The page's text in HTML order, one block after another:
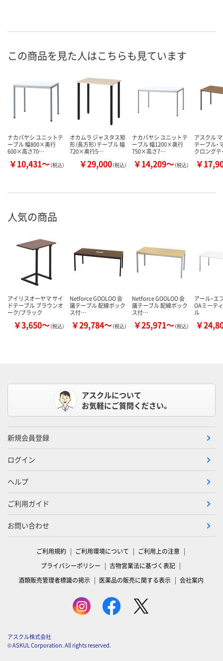
この商品を見た人はこちらも見ています
ナカバヤシ ユニットテ
ーブル 幅800×奥行
600×高さ70…
￥10,431～（税込）
オカムラ ジャスタス矩
形（長方形）テーブル 幅
720×奥行5…
￥29,000（税込）
ナカバヤシ ユニットテ
ーブル 幅1200×奥行
750×高さ7…
￥14,209～（税込）
アスクル
テーブル・
クロング
￥
人気の商品
アイリスオーヤマ サイ
ドテーブル ブラウンオ
ーク/ブラック
￥3,650～（税込）
Netforce GOOLOO 会
議テーブル 配線ボック
ス付…
￥29,784～（税込）
Netforce GOOLOO 会
議テーブル 配線ボック
ス付…
￥25,971～（税込）
アール・エ
OAミーテ
ル
￥
アスクルについて
お気軽にご質問ください。
新規会員登録
ログイン
ヘルプ
ご利用ガイド
お問い合わせ
ご利用規約 ご利用環境について
ご利用上の注意
プライバシーポリシー
古物営業法に基づく表記
酒類販売管理者標識の掲示
医薬品の販売に関する表示 会社案内
アスクル株式会社
© ASKUL Corporation. All rights reserved.